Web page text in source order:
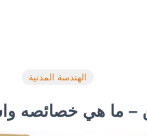
الهندسة المدنية
– ما هي خصائصه